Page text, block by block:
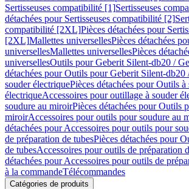
Sertisseuses compatibilité [1]Sertisseuses
détachées pour Sertisseuses compatibilité [2]
compatibilité [2XL]Pièces détachées pour
[2XL]Mallettes universellesPièces détachées
universellesMallettes universellesPièces
universellesOutils pour Geberit Silent-db20 /
détachées pour Outils pour Geberit Silent-db20
souder électriquePièces détachées pour Outils à
électriqueAccessoires pour outillage à souder
soudure au miroirPièces détachées pour Outils
miroirAccessoires pour outils pour soudure au
détachées pour Accessoires pour outils pour
de préparation de tubesPièces détachées pour
de tubesAccessoires pour outils de préparation
détachées pour Accessoires pour outils de
à la commandeTélécommandes
Catégories de produits